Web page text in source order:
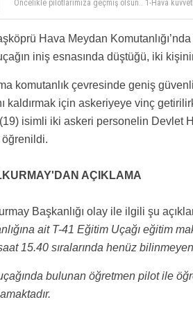
alıp, doğru bilgilendirseniz.........
t-41 te paraşüt varmı
Bir son dakika haberi de ben vereyim. DHMİnin
verilirken çöktü. Son 2 saattir herkes sağa sola
pilotlarımızı korumuş onlara geçmiş olsun
ekip ve pilotlara da Allah yardım etsin diyorum.
yardım etsin. Tüm vebali SHGM ve DHMİ
Mecburi iniş yapmışlar. Paraşüt yoktur T-41'de.
Bilmeden sallamayin, t 41 de cirrus gibi parasut
parasut acar, yalovada kac kere gordum parasut
Bi hadise yaşanmış yorumlara bak ya. Herkes
gelmiş burda ahkam kesiyor millet.geçmiş olsun...
Bu kadar beceriksizlk olur yaa..birde çıkmış
T-41 ile uçarken paraşüt alınmıyor sadece meyvest
Hava Meydan
iniş esnasında düştüğü, iki
komutanlık çevresinde geniş
kaldırmak için askeriyeye vinç
isimli iki askeri personelin Devlet
AÇIKLAMA
Başkanlığı olay ile ilgili şu
ait T-41 Eğitim Uçağı eğitim
15.40 sıralarında henüz
bulunan öğretmen pilot ile